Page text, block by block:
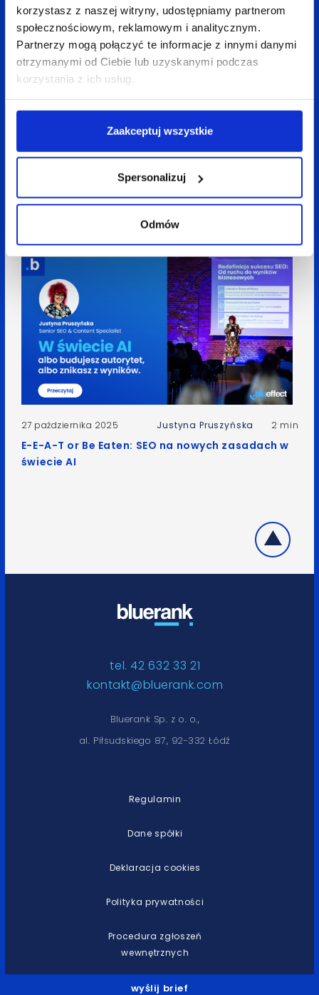
korzystasz z naszej witryny, udostępniamy partnerom
społecznościowym, reklamowym i analitycznym.
Partnerzy mogą połączyć te informacje z innymi danymi
otrzymanymi od Ciebie lub uzyskanymi podczas
korzystania z ich usług.
Zaakceptuj wszystkie
Spersonalizuj
Odmów
wyślij brief
08 kwietnia 2026 Anita Treścińska 4 min
Social = wyszukiwarka. Jak Gen Z zmieniło sposób
szukania informacji i co to oznacza dla SEO w
27 października 2025 Justyna Pruszyńska 2 min
E-E-A-T or Be Eaten: SEO na nowych zasadach w
świecie AI
tel. 42 632 33 21
kontakt@bluerank.com
Bluerank Sp. z o. o.,
al. Piłsudskiego 87, 92-332 Łódź
Regulamin
Dane spółki
Deklaracja cookies
Polityka prywatności
Procedura zgłoszeń
wewnętrznych